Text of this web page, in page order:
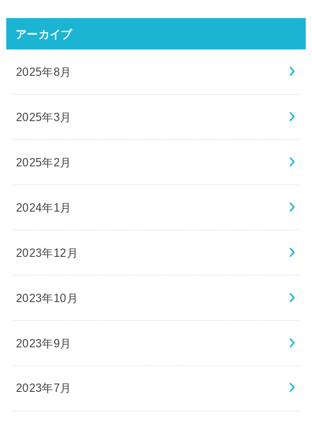
アーカイブ
2025年8月
2025年3月
2025年2月
2024年1月
2023年12月
2023年10月
2023年9月
2023年7月